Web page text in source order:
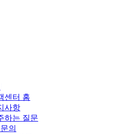
센터 홈
사항
하는 질문
의